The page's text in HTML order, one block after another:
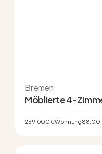
Bremen
Möblierte 4-
259.000 €Wohnung88,00